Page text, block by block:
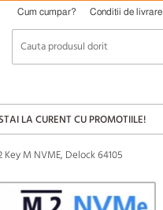
Cum cumpar? Conditii de livrare
LA CURENT CU PROMOTIILE!
Key M NVME, Delock 64105